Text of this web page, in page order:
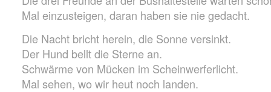
Mal einzusteigen, daran haben sie nie gedacht.
Die Nacht bricht herein, die Sonne versinkt.
Der Hund bellt die Sterne an.
Schwärme von Mücken im Scheinwerferlicht.
Mal sehen, wo wir heut noch landen.